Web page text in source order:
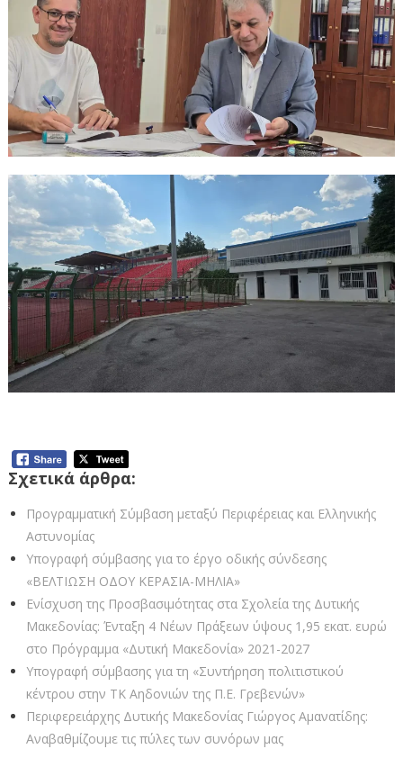
Σχετικά άρθρα:
Προγραμματική Σύμβαση μεταξύ Περιφέρειας και Ελληνικής
Αστυνομίας
Υπογραφή σύμβασης για το έργο οδικής σύνδεσης
«ΒΕΛΤΙΩΣΗ ΟΔΟΥ ΚΕΡΑΣΙΑ-ΜΗΛΙΑ»
Ενίσχυση της Προσβασιμότητας στα Σχολεία της Δυτικής
Μακεδονίας: Ένταξη 4 Νέων Πράξεων ύψους 1,95 εκατ. ευρώ
στο Πρόγραμμα «Δυτική Μακεδονία» 2021-2027
Υπογραφή σύμβασης για τη «Συντήρηση πολιτιστικού
κέντρου στην ΤΚ Αηδονιών της Π.Ε. Γρεβενών»
Περιφερειάρχης Δυτικής Μακεδονίας Γιώργος Αμανατίδης:
Αναβαθμίζουμε τις πύλες των συνόρων μας